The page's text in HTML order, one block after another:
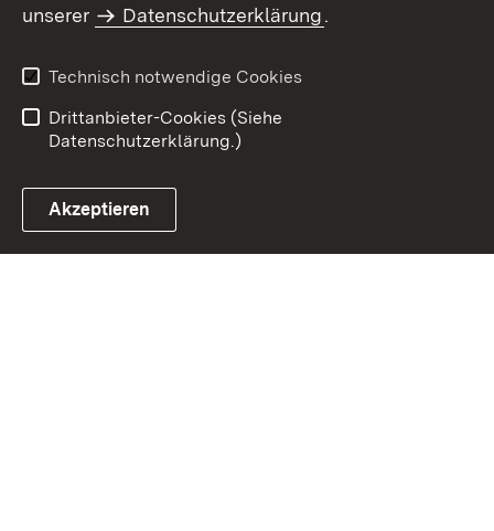
Benutzungshinweise
Erklärung zur
unserer
Datenschutzerklärung.
Technisch notwendige Cookies
Drittanbieter-Cookies (Siehe
Datenschutzerklärung.)
Akzeptieren